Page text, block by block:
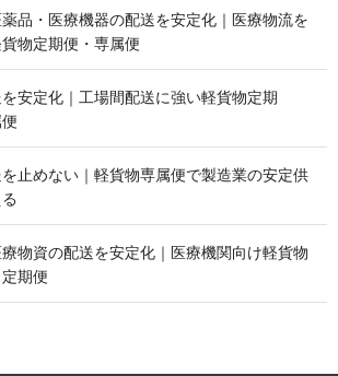
品・医療機器の配送を安定化｜医療物流を
物定期便 ・ 専 属 便
安定化｜工場間配送に強い軽貨物定期
便
止めない｜軽貨物専属便で製造業の安定供
物資の配送を安定化｜医療機関向け軽貨物
期 便